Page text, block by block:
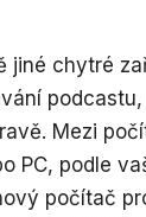
jiné chytré
Mezi
PC, podle
počítač